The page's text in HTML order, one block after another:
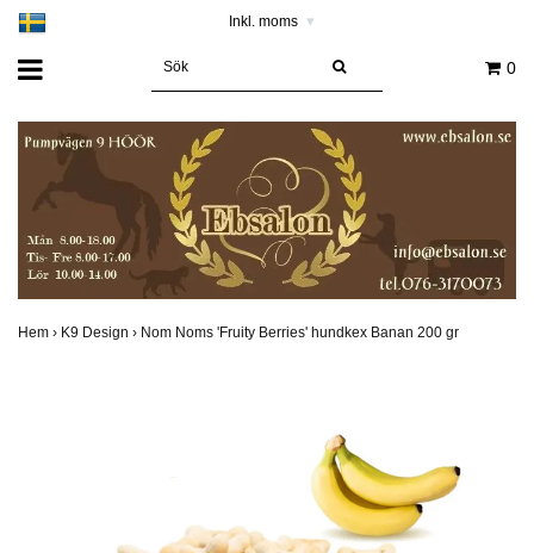
Inkl. moms ▾
0
Hem › K9 Design › Nom Noms 'Fruity Berries' hundkex Banan 200 gr